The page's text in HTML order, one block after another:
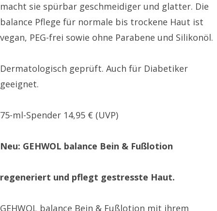
macht sie spürbar geschmeidiger und glatter. Die
balance Pflege für normale bis trockene Haut ist
vegan, PEG-frei sowie ohne Parabene und Silikonöl.
Dermatologisch geprüft. Auch für Diabetiker
geeignet.
75-ml-Spender 14,95 € (UVP)
Neu: GEHWOL balance Bein & Fußlotion
regeneriert und pflegt gestresste Haut.
GEHWOL balance Bein & Fußlotion mit ihrem